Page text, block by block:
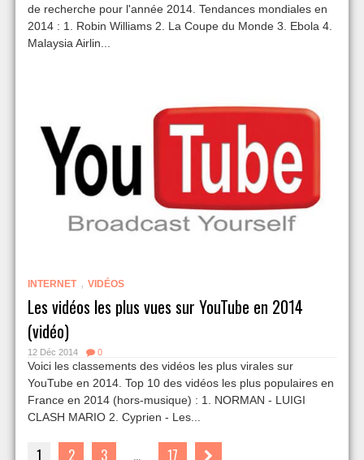
de recherche pour l'année 2014. Tendances mondiales en
2014 : 1. Robin Williams 2. La Coupe du Monde 3. Ebola 4.
Malaysia Airlin...
INTERNET , VIDÉOS
Les vidéos les plus vues sur YouTube en 2014
(vidéo)
12 Déc 2014 0
Voici les classements des vidéos les plus virales sur
YouTube en 2014. Top 10 des vidéos les plus populaires en
France en 2014 (hors-musique) : 1. NORMAN - LUIGI
CLASH MARIO 2. Cyprien - Les...
1 2 3 … 17